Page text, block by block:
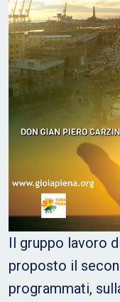
Il gruppo lavoro
proposto il
programmati,